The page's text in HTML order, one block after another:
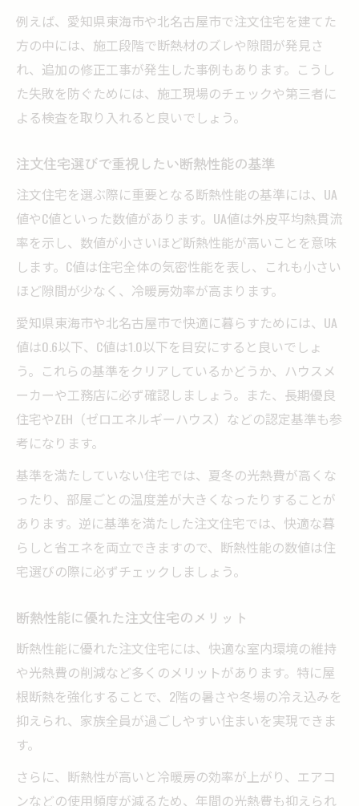
例えば、愛知県東海市や北名古屋市で注文住宅を建てた
方の中には、施工段階で断熱材のズレや隙間が発見さ
れ、追加の修正工事が発生した事例もあります。こうし
た失敗を防ぐためには、施工現場のチェックや第三者に
よる検査を取り入れると良いでしょう。
注文住宅選びで重視したい断熱性能の基準
注文住宅を選ぶ際に重要となる断熱性能の基準には、UA
値やC値といった数値があります。UA値は外皮平均熱貫流
率を示し、数値が小さいほど断熱性能が高いことを意味
します。C値は住宅全体の気密性能を表し、これも小さい
ほど隙間が少なく、冷暖房効率が高まります。
愛知県東海市や北名古屋市で快適に暮らすためには、UA
値は0.6以下、C値は1.0以下を目安にすると良いでしょ
う。これらの基準をクリアしているかどうか、ハウスメ
ーカーや工務店に必ず確認しましょう。また、長期優良
住宅やZEH（ゼロエネルギーハウス）などの認定基準も参
考になります。
基準を満たしていない住宅では、夏冬の光熱費が高くな
ったり、部屋ごとの温度差が大きくなったりすることが
あります。逆に基準を満たした注文住宅では、快適な暮
らしと省エネを両立できますので、断熱性能の数値は住
宅選びの際に必ずチェックしましょう。
断熱性能に優れた注文住宅のメリット
断熱性能に優れた注文住宅には、快適な室内環境の維持
や光熱費の削減など多くのメリットがあります。特に屋
根断熱を強化することで、2階の暑さや冬場の冷え込みを
抑えられ、家族全員が過ごしやすい住まいを実現できま
す。
さらに、断熱性が高いと冷暖房の効率が上がり、エアコ
ンなどの使用頻度が減るため、年間の光熱費も抑えられ